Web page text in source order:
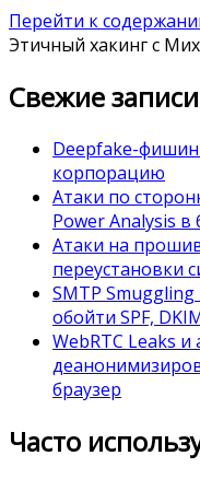
Перейти к
Этичный хакинг с
Свежие записи
Deepfake-
корпорацию
Атаки по
Power Analysis в
Атаки на
переустановки
SMTP Smuggling
обойти SPF,
WebRTC Leaks и
браузер
Часто